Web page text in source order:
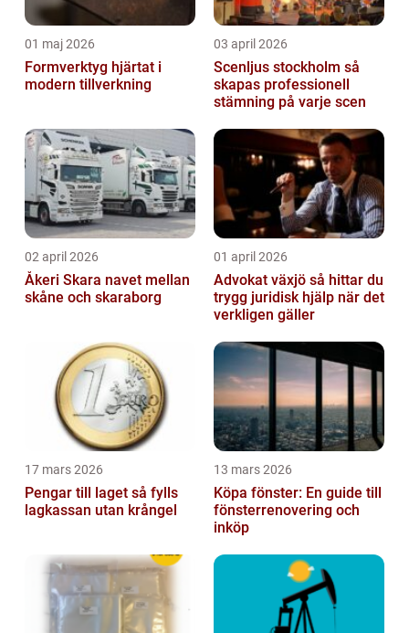
01 maj 2026
Formverktyg hjärtat i
modern tillverkning
03 april 2026
Scenljus stockholm så
skapas professionell
stämning på varje scen
02 april 2026
Åkeri Skara navet mellan
skåne och skaraborg
01 april 2026
Advokat växjö så hittar du
trygg juridisk hjälp när det
verkligen gäller
17 mars 2026
Pengar till laget så fylls
lagkassan utan krångel
13 mars 2026
Köpa fönster: En guide till
fönsterrenovering och
inköp